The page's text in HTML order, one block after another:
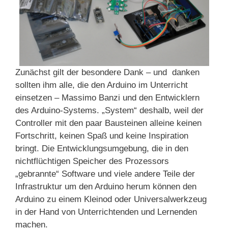
Zunächst gilt der besondere Dank – und danken
sollten ihm alle, die den Arduino im Unterricht
einsetzen – Massimo Banzi und den Entwicklern
des Arduino-Systems. „System“ deshalb, weil der
Controller mit den paar Bausteinen alleine keinen
Fortschritt, keinen Spaß und keine Inspiration
bringt. Die Entwicklungsumgebung, die in den
nichtflüchtigen Speicher des Prozessors
„gebrannte“ Software und viele andere Teile der
Infrastruktur um den Arduino herum können den
Arduino zu einem Kleinod oder Universalwerkzeug
in der Hand von Unterrichtenden und Lernenden
machen.